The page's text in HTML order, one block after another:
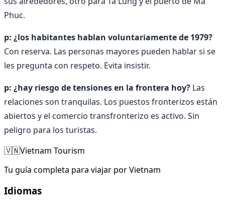
Phuc.
p: ¿los habitantes hablan voluntariamente de 1979?
Con reserva. Las personas mayores pueden hablar si se
les pregunta con respeto. Evita insistir.
p: ¿hay riesgo de tensiones en la frontera hoy? Las
relaciones son tranquilas. Los puestos fronterizos están
abiertos y el comercio transfronterizo es activo. Sin
peligro para los turistas.
🇻🇳Vietnam Tourism
Tu guía completa para viajar por Vietnam
Idiomas